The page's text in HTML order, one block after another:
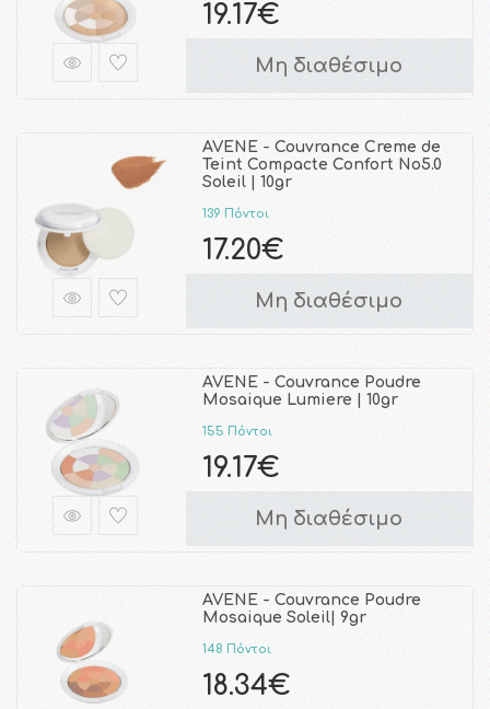
19.17€
Μη διαθέσιμο
AVENE - Couvrance Creme de
Teint Compacte Confort No5.0
Soleil | 10gr
139 Πόντοι
17.20€
Μη διαθέσιμο
AVENE - Couvrance Poudre
Mosaique Lumiere | 10gr
155 Πόντοι
19.17€
Μη διαθέσιμο
AVENE - Couvrance Poudre
Mosaique Soleil| 9gr
148 Πόντοι
18.34€